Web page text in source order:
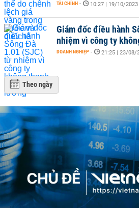
TÀI CHÍNH - 10:27 | 19/10/2023
Giám đốc điều hành
nhiệm vì công ty
DOANH NGHIỆP - 21:25 | 23/08/
Theo ngày